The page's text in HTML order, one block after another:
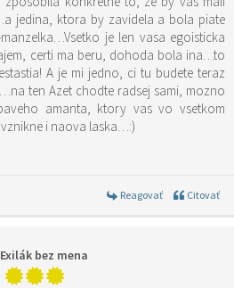
jedina, ktora by zavidela a bola piate
je len vasa egoisticka
certi ma beru, dohoda bola ina…to
je mi jedno, ci tu budete teraz
ten Azet chodte radsej sami, mozno
amanta, ktory vas vo vsetkom
i naova laska…:)
Reagovať Citovať
Exilák bez mena